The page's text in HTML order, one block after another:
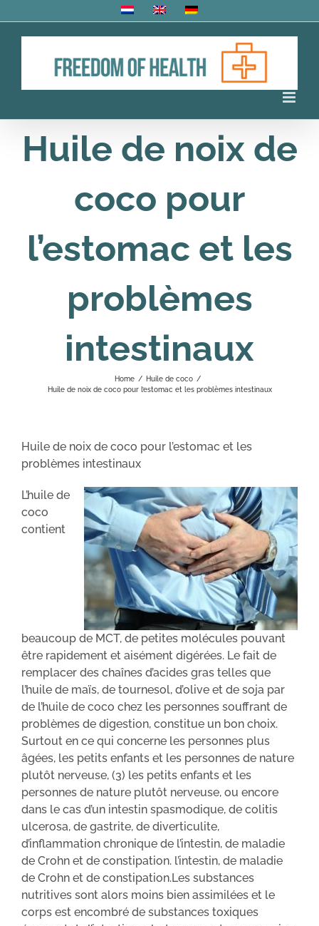
to
Huile de noix de
coco pour
l’estomac et les
problèmes
intestinaux
Home / Huile de coco /
Huile de noix de coco pour l’estomac et les problèmes intestinaux
Huile de noix de coco pour l’estomac et les
problèmes intestinaux
L’huile de
coco
contient
beaucoup de MCT, de petites molécules pouvant
être rapidement et aisément digérées. Le fait de
remplacer des chaînes d’acides gras telles que
l’huile de maïs, de tournesol, d’olive et de soja par
de l’huile de coco chez les personnes souffrant de
problèmes de digestion, constitue un bon choix.
Surtout en ce qui concerne les personnes plus
âgées, les petits enfants et les personnes de nature
plutôt nerveuse, (3) les petits enfants et les
personnes de nature plutôt nerveuse, ou encore
dans le cas d’un intestin spasmodique, de colitis
ulcerosa, de gastrite, de diverticulite,
d’inflammation chronique de l’intestin, de maladie
de Crohn et de constipation. l’intestin, de maladie
de Crohn et de constipation.Les substances
nutritives sont alors moins bien assimilées et le
corps est encombré de substances toxiques